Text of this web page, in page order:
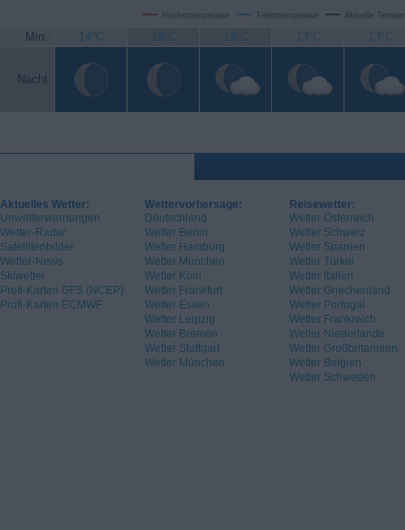
Höchsttemperatur Tiefsttemperatur Aktuelle
Min. 14°C 14°C 14°C 13°C 13°C
Nacht
Aktuelles Wetter:
Unwetterwarnungen
Wetter-Radar
Satellitenbilder
Wetter-News
Skiwetter
Profi-Karten GFS (NCEP)
Profi-Karten ECMWF
Wettervorhersage:
Deutschland
Wetter Berlin
Wetter Hamburg
Wetter München
Wetter Köln
Wetter Frankfurt
Wetter Essen
Wetter Leipzig
Wetter Bremen
Wetter Stuttgart
Wetter München
Reisewetter:
Wetter Österreich
Wetter Schweiz
Wetter Spanien
Wetter Türkei
Wetter Italien
Wetter Griechenland
Wetter Portugal
Wetter Frankreich
Wetter Niederlande
Wetter Großbritannien
Wetter Belgien
Wetter Schweden